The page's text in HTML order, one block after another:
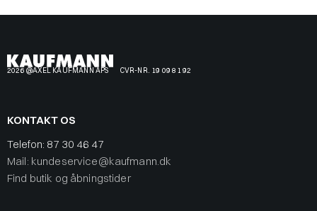
2026 @AXEL KAUFMANN APS CVR-NR. 19 09 81 92
KONTAKT OS
Telefon: 87 30 46 47
Mail: kundeservice@kaufmann.dk
Find butik og åbningstider